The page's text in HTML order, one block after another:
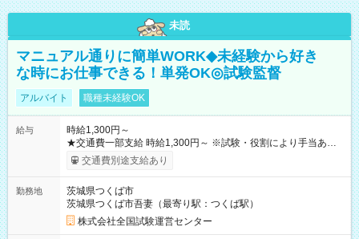
未読
マニュアル通りに簡単WORK◆未経験から好き
な時にお仕事できる！単発OK◎試験監督
アルバイト 職種未経験OK
給与
時給1,300円～
★交通費一部支給 時給1,300円～ ※試験・役割により手当あり
※勤務回数により昇給あり 【即給（前払い）オプションあ
り！】 希望される場合、勤務から1週間ほどで給与の一部を受け
例】 ・河合塾模擬試験 8:30～17:30（休憩1時間） 時給1,300円
×8時間＝日収10,400円＋交通費 ※当日の役割により時給＋100
円の場合あり ・国家試験 7:00～13:30（休憩なし） 時給1,300
円（役割手当＋100円）×6時間＝日収8,400円＋交通費 【試用期
交通費別途支給あり
勤務地
茨城県つくば市
茨城県つくば市吾妻（最寄り駅：つくば駅）
株式会社全国試験運営センター